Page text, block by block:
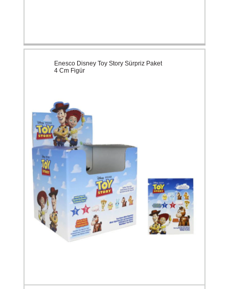
Enesco Disney Toy Story Sürpriz Paket
4 Cm Figür